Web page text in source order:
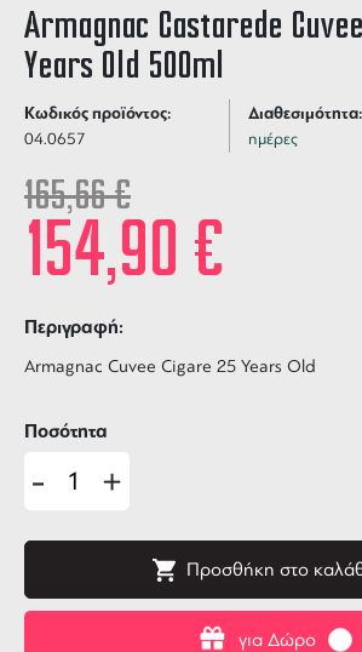
Armagnac Castarede
Years Old 500ml
Κωδικός προϊόντος:
04.0657
Διαθεσιμότητα:
ημέρες
165,66€
154,90€
Περιγραφή:
Armagnac Cuvee Cigare 25 Years Old
για Δώρο
Ποσότητα
- +
Προσθήκη στο